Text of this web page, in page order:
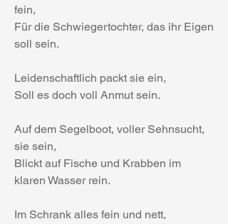
fein,
Für die Schwiegertochter, das ihr Eigen
soll sein.
Leidenschaftlich packt sie ein,
Soll es doch voll Anmut sein.
Auf dem Segelboot, voller Sehnsucht,
sie sein,
Blickt auf Fische und Krabben im
klaren Wasser rein.
Im Schrank alles fein und nett,